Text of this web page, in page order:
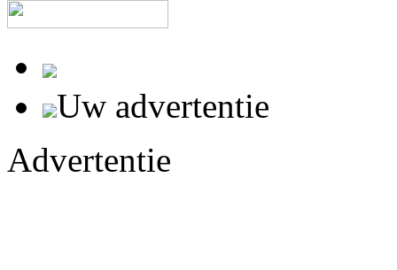
Uw advertentie
Advertentie